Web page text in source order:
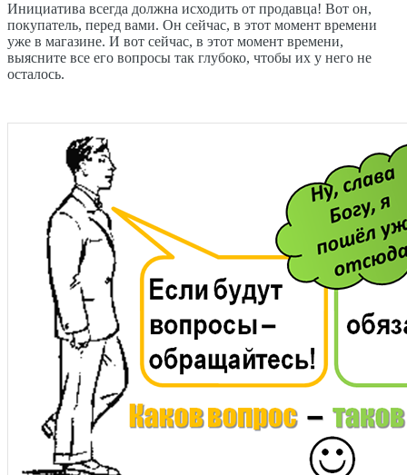
Инициатива всегда должна исходить от продавца! Вот он,
покупатель, перед вами. Он сейчас, в этот момент времени
уже в магазине. И вот сейчас, в этот момент времени,
выясните все его вопросы так глубоко, чтобы их у него не
осталось.